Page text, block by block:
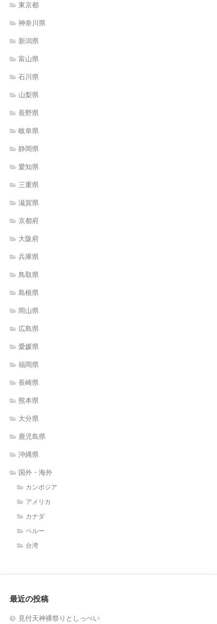
東京都
神奈川県
新潟県
富山県
石川県
山梨県
長野県
岐阜県
静岡県
愛知県
三重県
滋賀県
京都府
大阪府
兵庫県
鳥取県
島根県
岡山県
広島県
愛媛県
福岡県
長崎県
熊本県
大分県
鹿児島県
沖縄県
国外・海外
カンボジア
アメリカ
カナダ
ペルー
台湾
最近の投稿
見付天神裸祭りとしっぺい